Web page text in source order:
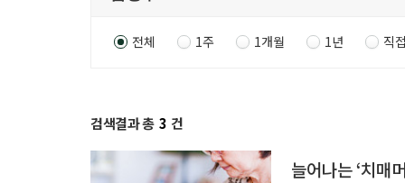
전체 1주 1개월 1년 직
검색결과 총 3 건
늘어나는 ‘치매